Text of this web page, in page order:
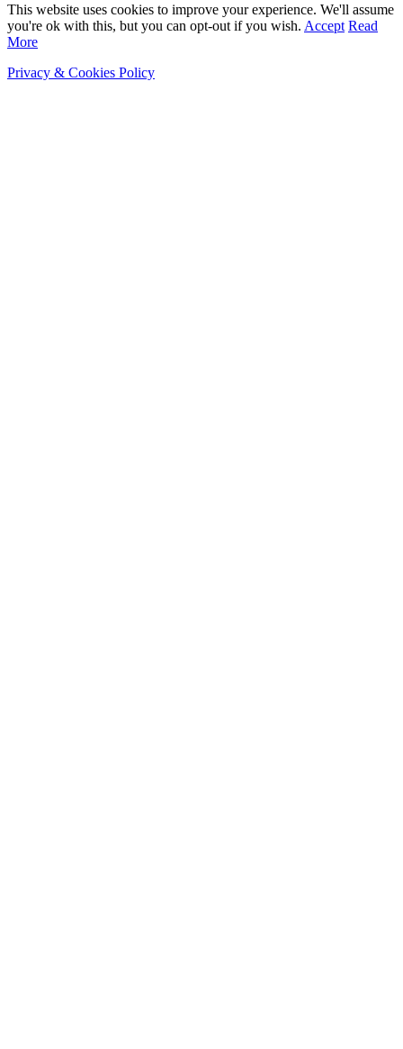
This website uses cookies to improve your experience. We'll assume
you're ok with this, but you can opt-out if you wish. Accept Read
More
Privacy & Cookies Policy